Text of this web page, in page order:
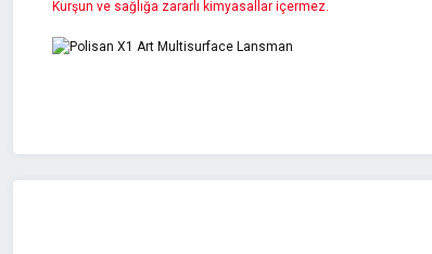
Kurşun ve sağlığa zararlı kimyasallar içermez.
Görüş ve önerileriniz için teşekkür ederiz.